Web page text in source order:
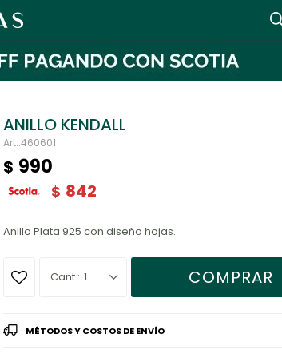
ANILLO KENDALL
460601
$ 990
$ 842
Anillo Plata 925 con diseño hojas.
1 COMPRAR
MÉTODOS Y COSTOS DE ENVÍO